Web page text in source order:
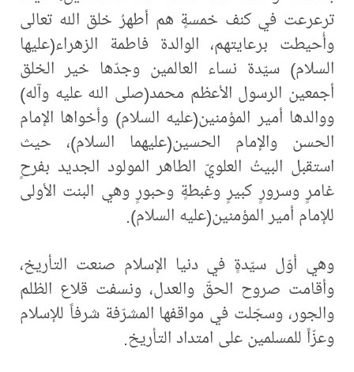
ترعرعت في كنف خمسةٍ هم أطهرُ خلق الله تعالى
وأُحيطت برعايتهم، الوالدة فاطمة الزهراء(عليها
السلام) سيّدة نساء العالمين وجدّها خير الخلق
أجمعين الرسول الأعظم محمد(صلى الله عليه وآله)
ووالدها أمير المؤمنين(عليه السلام) وأخواها الإمام
الحسن والإمام الحسين(عليهما السلام)، حيث
استقبل البيتُ العلويّ الطاهر المولود الجديد بفرحٍ
غامرٍ وسرورٍ كبيرٍ وغبطةٍ وحبورٍ وهي البنت الأولى
للإمام أمير المؤمنين(عليه السلام).
وهي أوّل سيّدةٍ في دنيا الإسلام صنعت التأريخ،
وأقامت صروح الحقّ والعدل، ونسفت قلاع الظلم
والجور، وسجّلت في مواقفها المشرّفة شرفاً للإسلام
وعزّاً للمسلمين على امتداد التأريخ.